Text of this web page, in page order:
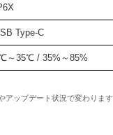
Type-C
～35℃ / 35%～85%
ップデート状況で変わります